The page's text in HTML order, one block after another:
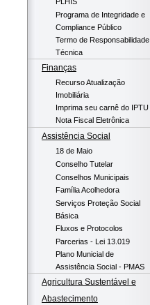
Programa de Integridade e
Compliance Público
Termo de Responsabilidade
Técnica
Finanças
Recurso Atualização
Imobiliária
Imprima seu carnê do IPTU
Nota Fiscal Eletrônica
Assistência Social
18 de Maio
Conselho Tutelar
Conselhos Municipais
Família Acolhedora
Serviços Proteção Social
Básica
Fluxos e Protocolos
Parcerias - Lei 13.019
Plano Municial de
Assistência Social - PMAS
Agricultura Sustentável e
Abastecimento